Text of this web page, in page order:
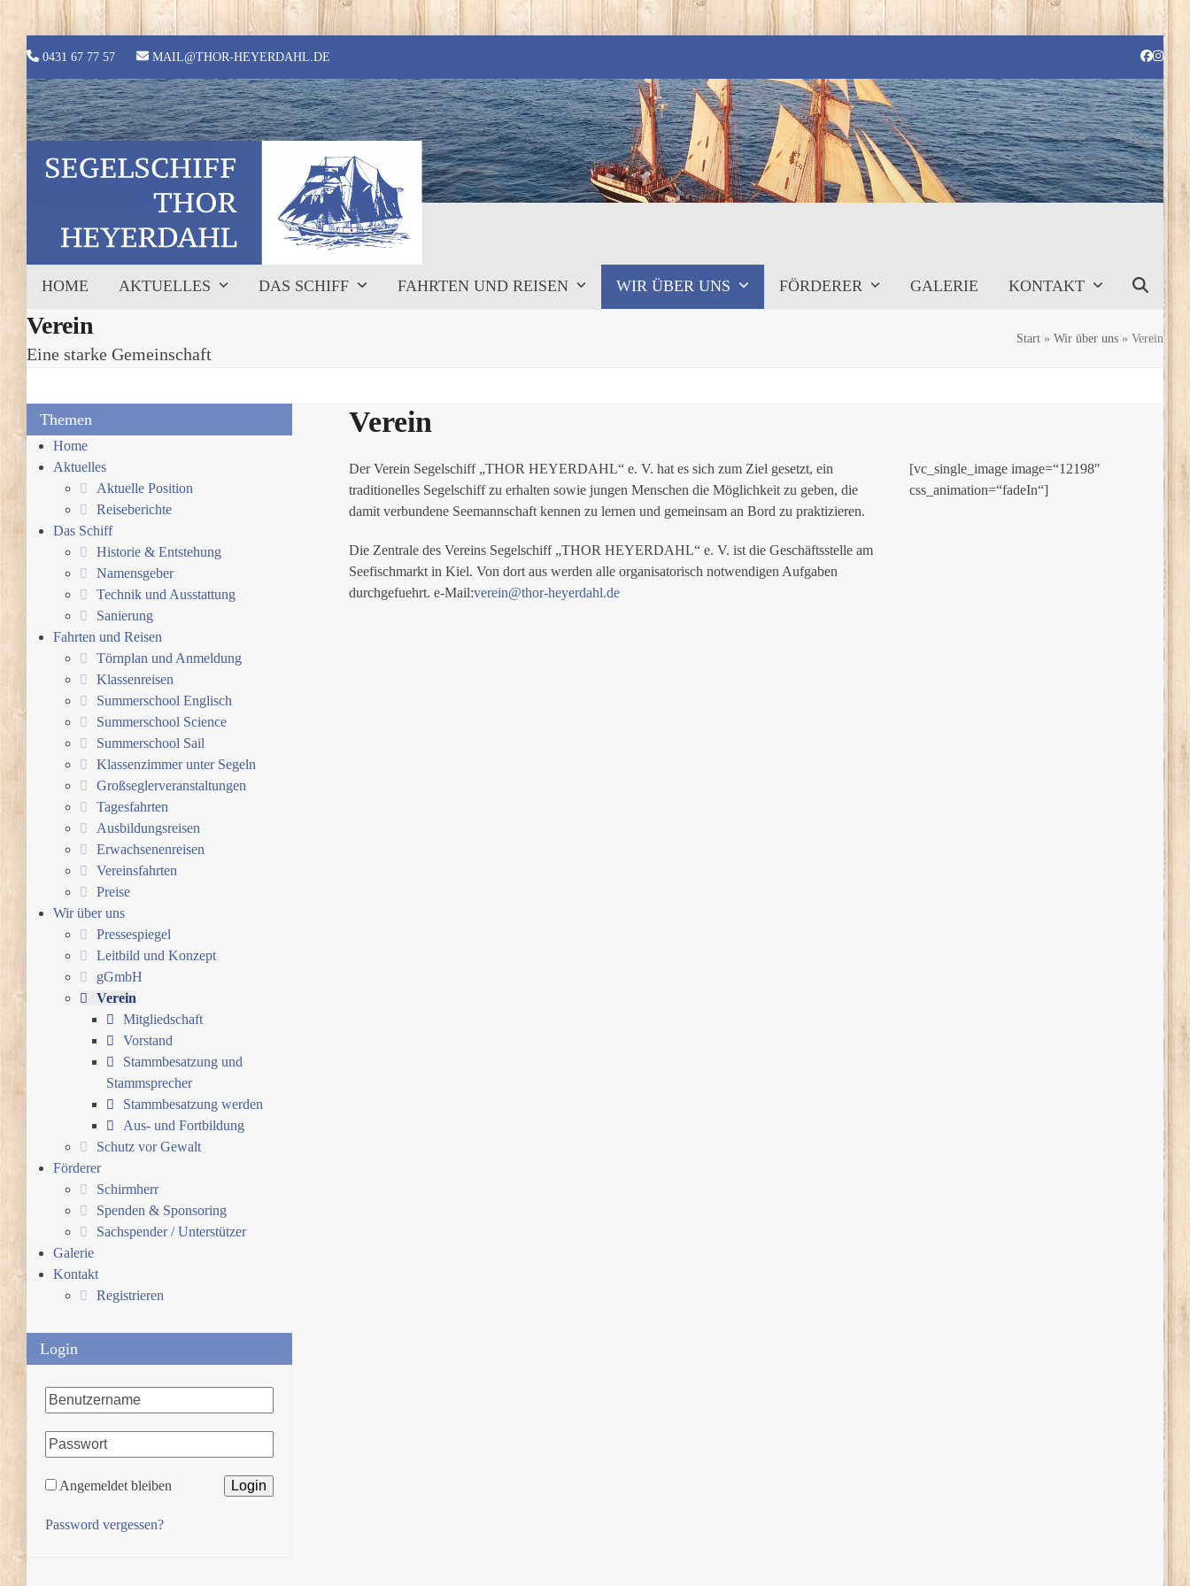
to
content
0431 67 77 57 MAIL@THOR-HEYERDAHL.DE
HOME AKTUELLES DAS SCHIFF FAHRTEN UND REISEN WIR ÜBER UNS FÖRDERER GALERIE KONTAKT
Verein
Eine starke Gemeinschaft
Start » Wir über uns » Verein
Verein
Der Verein Segelschiff „THOR HEYERDAHL“ e. V. hat es sich zum Ziel gesetzt, ein
traditionelles Segelschiff zu erhalten sowie jungen Menschen die Möglichkeit zu geben, die
damit verbundene Seemannschaft kennen zu lernen und gemeinsam an Bord zu praktizieren.
Die Zentrale des Vereins Segelschiff „THOR HEYERDAHL“ e. V. ist die Geschäftsstelle am
Seefischmarkt in Kiel. Von dort aus werden alle organisatorisch notwendigen Aufgaben
durchgefuehrt. e-Mail:verein@thor-heyerdahl.de
[vc_single_image image=“12198″
css_animation=“fadeIn“]
Themen
Home
Aktuelles
Aktuelle Position
Reiseberichte
Das Schiff
Historie & Entstehung
Namensgeber
Technik und Ausstattung
Sanierung
Fahrten und Reisen
Törnplan und Anmeldung
Klassenreisen
Summerschool Englisch
Summerschool Science
Summerschool Sail
Klassenzimmer unter Segeln
Großseglerveranstaltungen
Tagesfahrten
Ausbildungsreisen
Erwachsenenreisen
Vereinsfahrten
Preise
Wir über uns
Pressespiegel
Leitbild und Konzept
gGmbH
Verein
Mitgliedschaft
Vorstand
Stammbesatzung und
Stammsprecher
Stammbesatzung werden
Aus- und Fortbildung
Schutz vor Gewalt
Förderer
Schirmherr
Spenden & Sponsoring
Sachspender / Unterstützer
Galerie
Kontakt
Registrieren
Login
Angemeldet bleiben
Password vergessen?